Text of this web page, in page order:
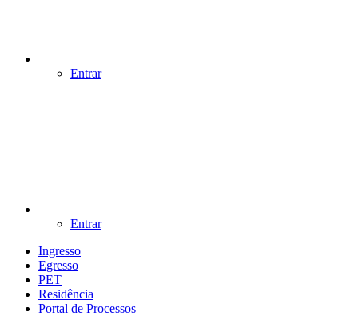
Entrar
Entrar
Ingresso
Egresso
PET
Residência
Portal de Processos